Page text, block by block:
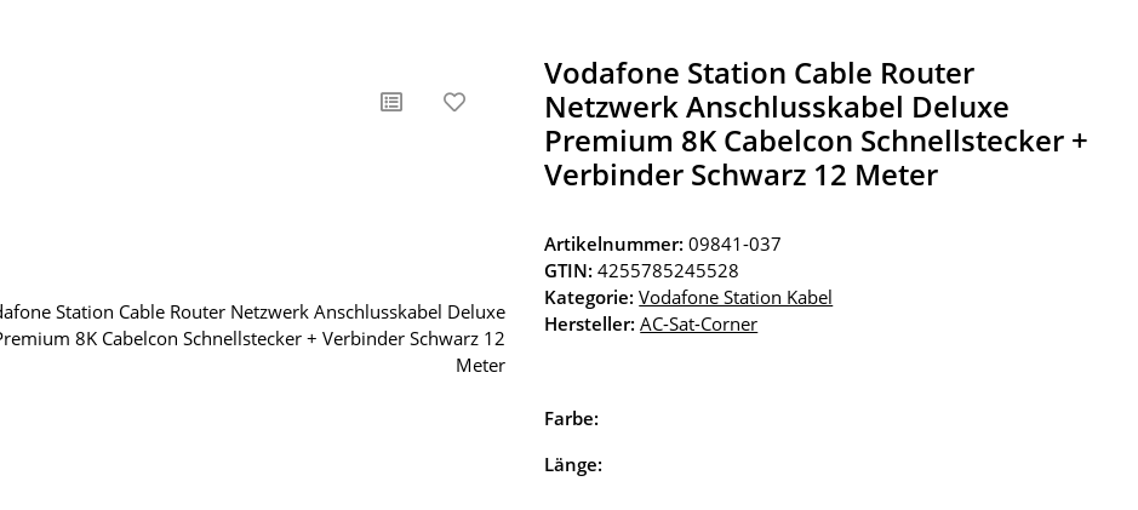
Vodafone Station Cable Router
Netzwerk Anschlusskabel Deluxe
Premium 8K Cabelcon Schnellstecker +
Verbinder Schwarz 12 Meter
Artikelnummer:09841-037
GTIN: 4255785245528
Kategorie:Vodafone Station Kabel
Hersteller: AC-Sat-Corner
Farbe:
Länge: